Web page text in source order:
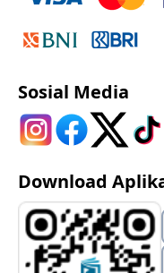
Sosial Media
Download